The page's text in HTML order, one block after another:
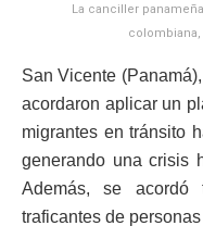
La canciller
colombiana,
San Vicente
acordaron aplicar un
migrantes en tránsito
generando una crisis
Además, se acordó
traficantes de